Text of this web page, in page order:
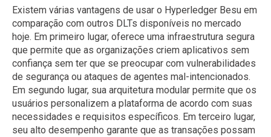
Existem várias vantagens de usar o Hyperledger Besu em
comparação com outros DLTs disponíveis no mercado
hoje. Em primeiro lugar, oferece uma infraestrutura segura
que permite que as organizações criem aplicativos sem
confiança sem ter que se preocupar com vulnerabilidades
de segurança ou ataques de agentes mal-intencionados.
Em segundo lugar, sua arquitetura modular permite que os
usuários personalizem a plataforma de acordo com suas
necessidades e requisitos específicos. Em terceiro lugar,
seu alto desempenho garante que as transações possam